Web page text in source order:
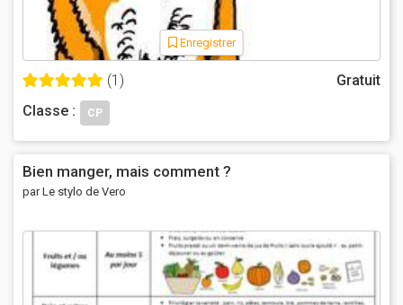
Enregistrer
(1)
Gratuit
Classe :
CP
Bien manger, mais comment ?
par Le stylo de Vero